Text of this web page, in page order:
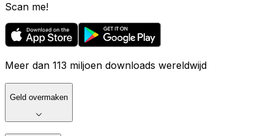
Scan me!
Meer dan 113 miljoen downloads wereldwijd
Geld overmaken